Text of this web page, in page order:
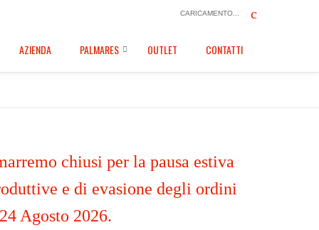
CARICAMENTO...
AZIENDA PALMARES OUTLET CONTATTI
chiusi per la pausa estiva
e di evasione degli ordini
Agosto 2026.